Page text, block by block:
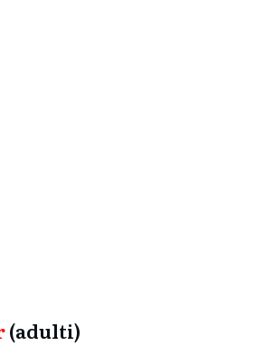
(adulti)